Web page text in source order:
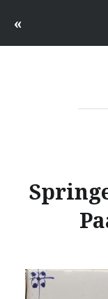
Inhalt
springen
«